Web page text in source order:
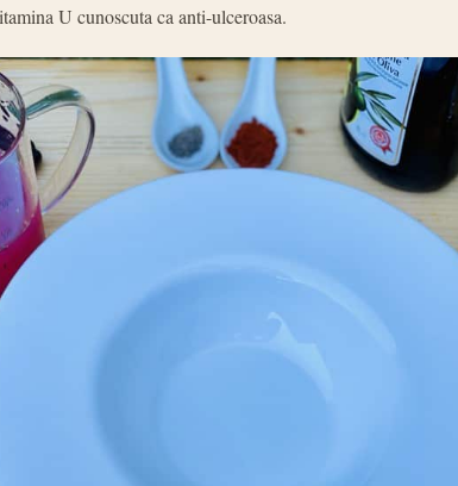
U cunoscuta ca anti-ulceroasa.